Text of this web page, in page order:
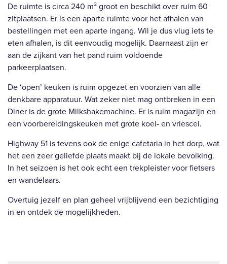
De ruimte is circa 240 m² groot en beschikt over ruim 60
zitplaatsen. Er is een aparte ruimte voor het afhalen van
bestellingen met een aparte ingang. Wil je dus vlug iets te
eten afhalen, is dit eenvoudig mogelijk. Daarnaast zijn er
aan de zijkant van het pand ruim voldoende
parkeerplaatsen.
De ‘open’ keuken is ruim opgezet en voorzien van alle
denkbare apparatuur. Wat zeker niet mag ontbreken in een
Diner is de grote Milkshakemachine. Er is ruim magazijn en
een voorbereidingskeuken met grote koel- en vriescel.
Highway 51 is tevens ook de enige cafetaria in het dorp, wat
het een zeer geliefde plaats maakt bij de lokale bevolking.
In het seizoen is het ook echt een trekpleister voor fietsers
en wandelaars.
Overtuig jezelf en plan geheel vrijblijvend een bezichtiging
in en ontdek de mogelijkheden.